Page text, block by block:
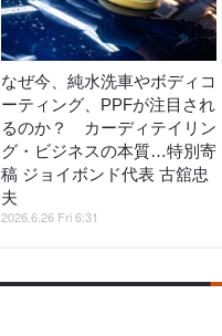
なぜ今、純水洗車やボディコ
ーティング、PPFが注目され
るのか？ カーディテイリン
グ・ビジネスの本質…特別寄
稿 ジョイボンド代表 古舘忠
夫
2026.6.26 Fri 6:31